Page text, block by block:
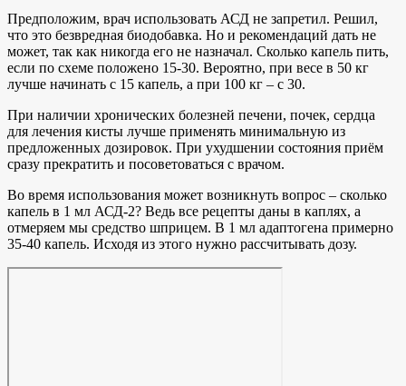
Предположим, врач использовать АСД не запретил. Решил,
что это безвредная биодобавка. Но и рекомендаций дать не
может, так как никогда его не назначал. Сколько капель пить,
если по схеме положено 15-30. Вероятно, при весе в 50 кг
лучше начинать с 15 капель, а при 100 кг – с 30.
При наличии хронических болезней печени, почек, сердца
для лечения кисты лучше применять минимальную из
предложенных дозировок. При ухудшении состояния приём
сразу прекратить и посоветоваться с врачом.
Во время использования может возникнуть вопрос – сколько
капель в 1 мл АСД-2? Ведь все рецепты даны в каплях, а
отмеряем мы средство шприцем. В 1 мл адаптогена примерно
35-40 капель. Исходя из этого нужно рассчитывать дозу.